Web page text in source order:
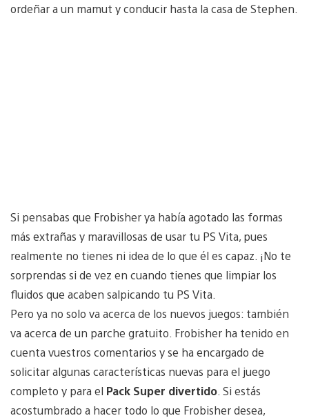
ordeñar a un mamut y conducir hasta la casa de Stephen.
Si pensabas que Frobisher ya había agotado las formas
más extrañas y maravillosas de usar tu PS Vita, pues
realmente no tienes ni idea de lo que él es capaz. ¡No te
sorprendas si de vez en cuando tienes que limpiar los
fluidos que acaben salpicando tu PS Vita.
Pero ya no solo va acerca de los nuevos juegos: también
va acerca de un parche gratuito. Frobisher ha tenido en
cuenta vuestros comentarios y se ha encargado de
solicitar algunas características nuevas para el juego
completo y para el Pack Super divertido . Si estás
acostumbrado a hacer todo lo que Frobisher desea,